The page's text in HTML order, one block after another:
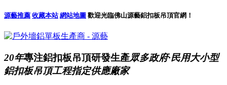
源藝推薦 收藏本站 網站地圖 歡迎光臨佛山源藝鋁扣板吊頂官網！
20年專注鋁扣板吊頂研發生產眾多政府·民用大小型
鋁扣板吊頂工程指定供應廠家